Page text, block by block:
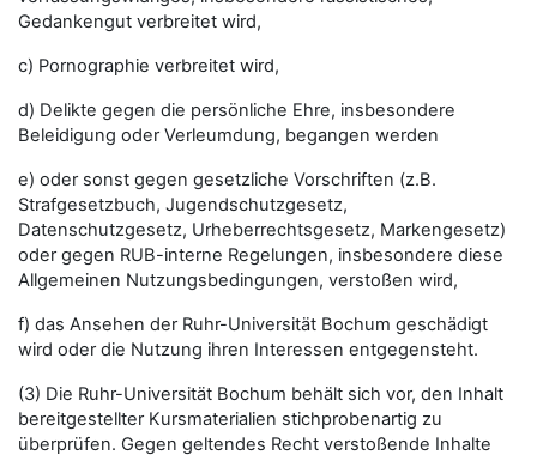
Gedankengut verbreitet wird,
c) Pornographie verbreitet wird,
d) Delikte gegen die persönliche Ehre, insbesondere
Beleidigung oder Verleumdung, begangen werden
e) oder sonst gegen gesetzliche Vorschriften (z.B.
Strafgesetzbuch, Jugendschutzgesetz,
Datenschutzgesetz, Urheberrechtsgesetz, Markengesetz)
oder gegen RUB-interne Regelungen, insbesondere diese
Allgemeinen Nutzungsbedingungen, verstoßen wird,
f) das Ansehen der Ruhr-Universität Bochum geschädigt
wird oder die Nutzung ihren Interessen entgegensteht.
(3) Die Ruhr-Universität Bochum behält sich vor, den Inhalt
bereitgestellter Kursmaterialien stichprobenartig zu
überprüfen. Gegen geltendes Recht verstoßende Inhalte